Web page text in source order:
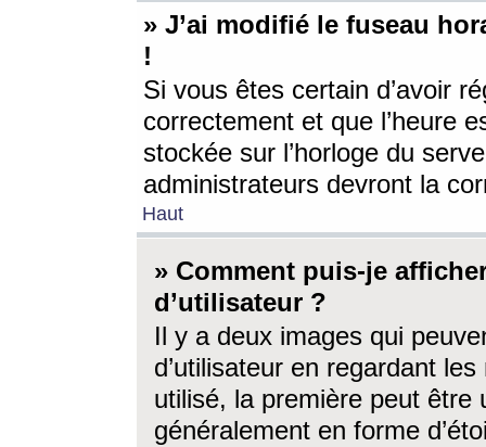
» J’ai modifié le fuseau
!
Si vous êtes certain d’avoir
correctement et que l’heure
stockée sur l’horloge du
administrateurs devront la
Haut
» Comment puis-je
d’utilisateur ?
Il y a deux images qui
d’utilisateur en regardant
utilisé, la première peut être
généralement en forme